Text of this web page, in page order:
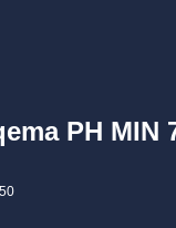
PH MIN